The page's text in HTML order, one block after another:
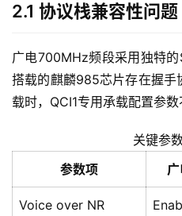
2.1 协议栈兼容性问题
广电700MHz频段采用独特
搭载的麒麟985芯片存在握手
载时，QCI1专用承载配置参数
关键参
参数项
Voice over NR